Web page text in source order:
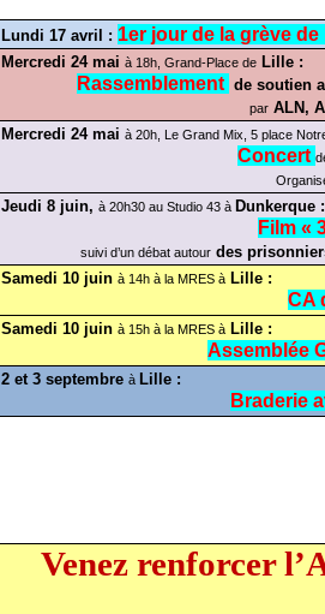
Lundi 17 avril : 1er jour de la grève
Mercredi 24 mai à 18h, Grand-Place de Lille :
Rassemblement de soutien
parALN,
Mercredi 24 mai à 20h, Le Grand Mix, 5 place
Concert
Jeudi 8 juin, à 20h30 au Studio 43 à Dunkerque :
Film «
suivi d’un débat autour des
Samedi 10 juin à 14h à la MRES à Lille :
CA
Samedi 10 juin à 15h à la MRES à Lille :
Assemblée
2 et 3 septembre à Lille :
Braderie
Venez renforcer